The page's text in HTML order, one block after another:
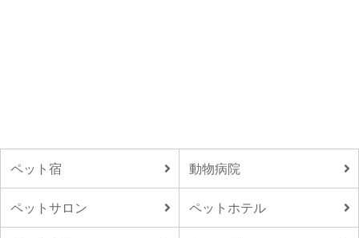
ペット宿 動物病院
ペットサロン ペットホテル